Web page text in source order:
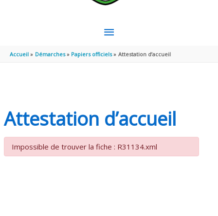
MENU
PRINCIPAL
Accueil Démarches Papiers officiels Attestation d’accueil
Attestation d’accueil
Impossible de trouver la fiche : R31134.xml